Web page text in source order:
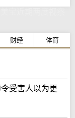
财经 体育
受害人以为更